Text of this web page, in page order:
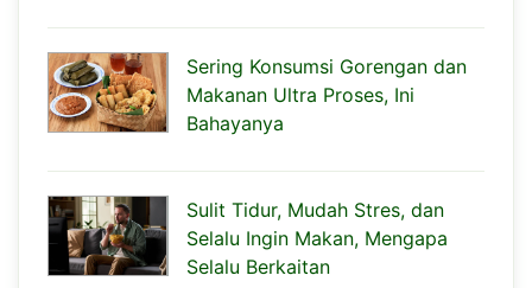
Sering Konsumsi Gorengan dan
Makanan Ultra Proses, Ini
Bahayanya
Sulit Tidur, Mudah Stres, dan
Selalu Ingin Makan, Mengapa
Selalu Berkaitan